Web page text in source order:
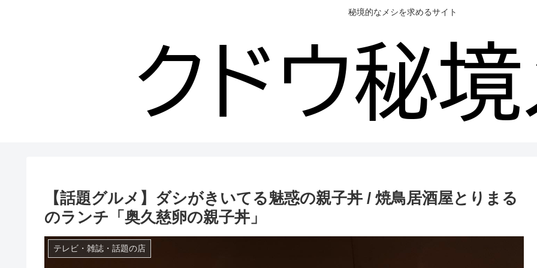
秘境的なメシを求めるサイト
【話題グルメ】ダシがきいてる魅惑の親子丼 / 焼鳥居酒屋とりまる
のランチ「奥久慈卵の親子丼」
テレビ・雑誌・話題の店